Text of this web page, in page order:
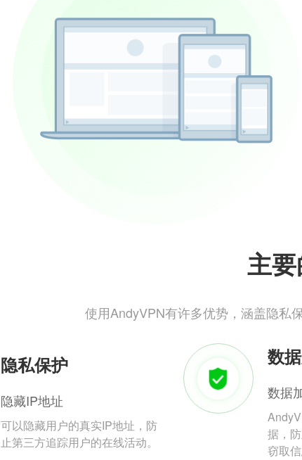
主
使用AndyVPN有许多优势，涵盖隐私
隐私保护
隐藏IP地址
可以隐藏用户的真实IP地址，防
止第三方追踪用户的在线活动。
数
数据
据，
窃取信